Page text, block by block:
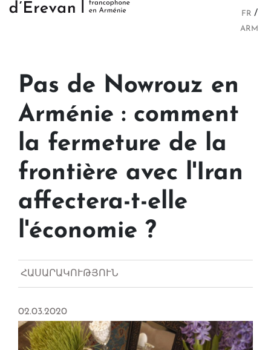
FR
ARM
Pas de Nowrouz en
Arménie : comment
la fermeture de la
frontière avec l'Iran
affectera-t-elle
l'économie ?
ՀԱՍԱՐԱԿՈՒԹՅՈՒՆ
02.03.2020